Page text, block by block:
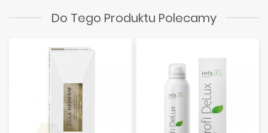
Do Tego Produktu Polecamy